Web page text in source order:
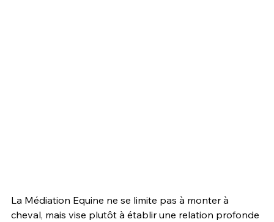
La Médiation Equine ne se limite pas à monter à
cheval, mais vise plutôt à établir une relation profonde